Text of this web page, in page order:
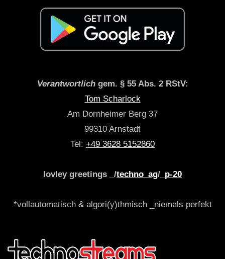
Verantwortlichgem. § 55 Abs. 2 RStV:
Tom Scharlock
Am Dornheimer Berg 37
99310 Arnstadt
Tel: +49 3628 5152860
lovley greetings _/techno_ag/_ p-20
*vollautomatisch & algori(y)thmisch _niemals perfekt